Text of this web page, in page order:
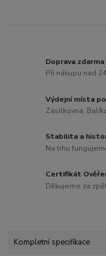
Doprava zdarma
Při nákupu nad
Výdejní místa po
Zásilkovna,
Stabilita a
Na trhu
Certifikát
Děkujeme za
Kompletní specifikace